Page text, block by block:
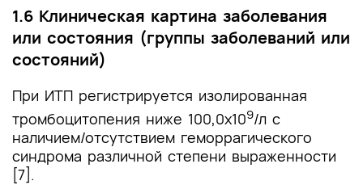
1.6 Клиническая картина заболевания
или состояния (группы заболеваний или
состояний)
При ИТП регистрируется изолированная
тромбоцитопения ниже 100,0х109/л с
наличием/отсутствием геморрагического
синдрома различной степени выраженности
[7].